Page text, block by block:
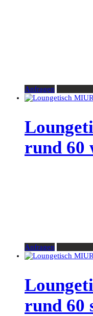
Anfragen
rund 60
Anfragen
rund 60